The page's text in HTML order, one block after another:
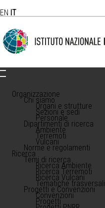
EN IT
Organizzazione
Chi siamo
Organi e strutture
Sezioni e sedi
Personale
Dipartimenti di ricerca
Ambiente
Terremoti
Vulcani
Norme e regolamenti
Ricerca
Temi di ricerca
Ricerca Ambiente
Ricerca Terremoti
Ricerca Vulcani
Tematiche trasversali
Progetti e Convenzioni
Convenzioni
Progetti